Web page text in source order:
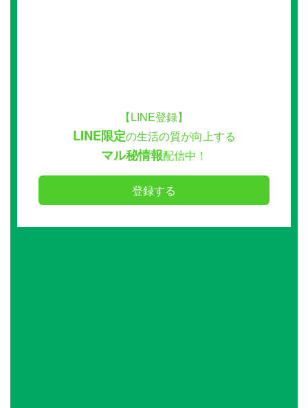
【LINE登録】
LINE限定の生活の質が向上する
マル秘情報配信中！
登録する